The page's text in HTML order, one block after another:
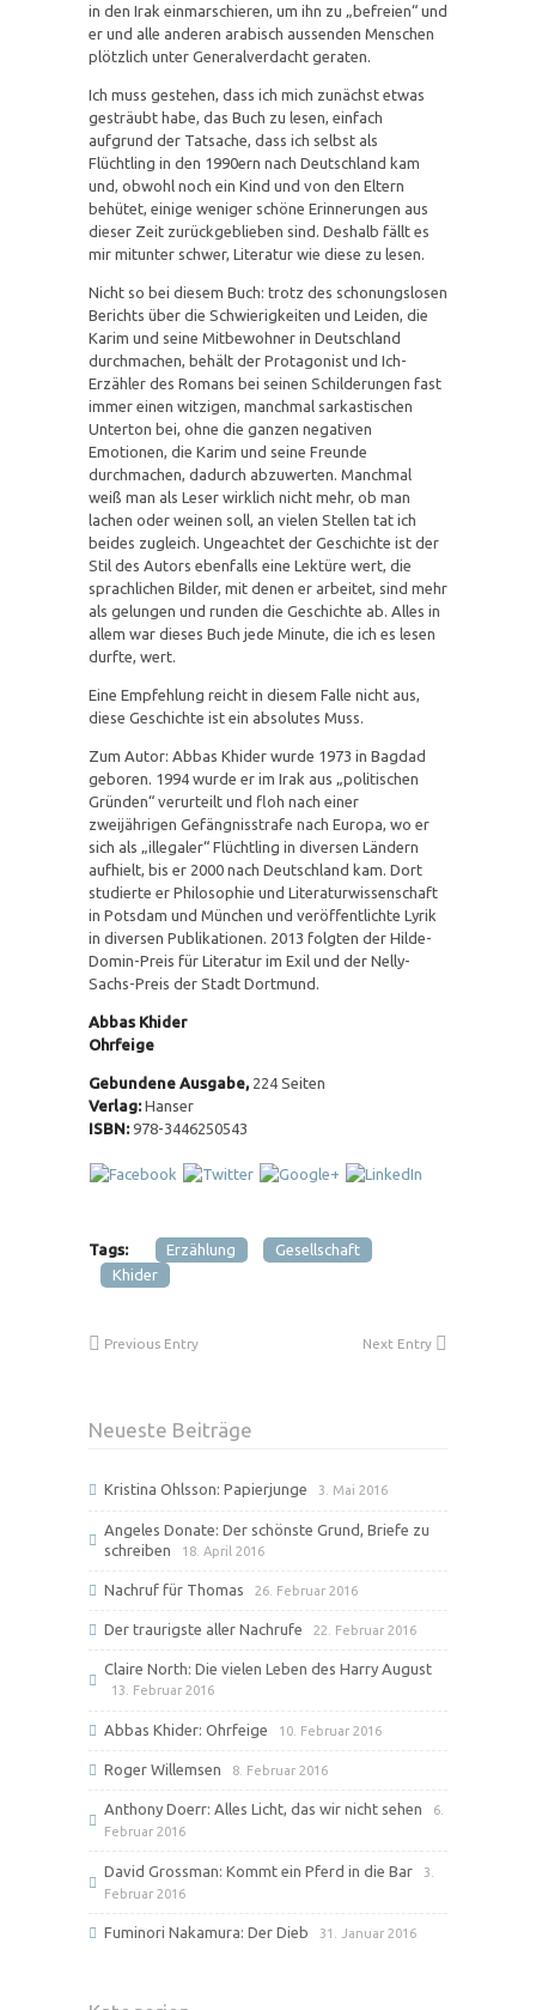
in den Irak einmarschieren, um ihn zu „befreien“ und
er und alle anderen arabisch aussenden Menschen
plötzlich unter Generalverdacht geraten.
Ich muss gestehen, dass ich mich zunächst etwas
gesträubt habe, das Buch zu lesen, einfach
aufgrund der Tatsache, dass ich selbst als
Flüchtling in den 1990ern nach Deutschland kam
und, obwohl noch ein Kind und von den Eltern
behütet, einige weniger schöne Erinnerungen aus
dieser Zeit zurückgeblieben sind. Deshalb fällt es
mir mitunter schwer, Literatur wie diese zu lesen.
Nicht so bei diesem Buch: trotz des schonungslosen
Berichts über die Schwierigkeiten und Leiden, die
Karim und seine Mitbewohner in Deutschland
durchmachen, behält der Protagonist und Ich-
Erzähler des Romans bei seinen Schilderungen fast
immer einen witzigen, manchmal sarkastischen
Unterton bei, ohne die ganzen negativen
Emotionen, die Karim und seine Freunde
durchmachen, dadurch abzuwerten. Manchmal
weiß man als Leser wirklich nicht mehr, ob man
lachen oder weinen soll, an vielen Stellen tat ich
beides zugleich. Ungeachtet der Geschichte ist der
Stil des Autors ebenfalls eine Lektüre wert, die
sprachlichen Bilder, mit denen er arbeitet, sind mehr
als gelungen und runden die Geschichte ab. Alles in
allem war dieses Buch jede Minute, die ich es lesen
durfte, wert.
Eine Empfehlung reicht in diesem Falle nicht aus,
diese Geschichte ist ein absolutes Muss.
Zum Autor: Abbas Khider wurde 1973 in Bagdad
geboren. 1994 wurde er im Irak aus „politischen
Gründen“ verurteilt und floh nach einer
zweijährigen Gefängnisstrafe nach Europa, wo er
sich als „illegaler“ Flüchtling in diversen Ländern
aufhielt, bis er 2000 nach Deutschland kam. Dort
studierte er Philosophie und Literaturwissenschaft
in Potsdam und München und veröffentlichte Lyrik
in diversen Publikationen. 2013 folgten der Hilde-
Domin-Preis für Literatur im Exil und der Nelly-
Sachs-Preis der Stadt Dortmund.
Abbas Khider
Ohrfeige
Gebundene Ausgabe, 224 Seiten
Verlag: Hanser
ISBN: 978-3446250543
Tags: Erzählung
Gesellschaft
Khider
Previous Entry Next Entry
Neueste Beiträge
Kristina Ohlsson: Papierjunge 3. Mai 2016
Angeles Donate: Der schönste Grund, Briefe zu
schreiben
18. April 2016
Nachruf für Thomas 26. Februar 2016
Der traurigste aller Nachrufe 22. Februar 2016
Claire North: Die vielen Leben des Harry August
13. Februar 2016
Abbas Khider: Ohrfeige 10. Februar 2016
Roger Willemsen 8. Februar 2016
Anthony Doerr: Alles Licht, das wir nicht sehen
6.
Februar 2016
David Grossman: Kommt ein Pferd in die Bar
3.
Februar 2016
Fuminori Nakamura: Der Dieb 31. Januar 2016